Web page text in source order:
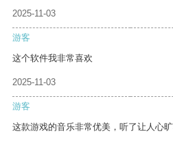
2025-11-03
游客
这个软件我非常喜欢
2025-11-03
游客
这款游戏的音乐非常优美，听了让人心旷